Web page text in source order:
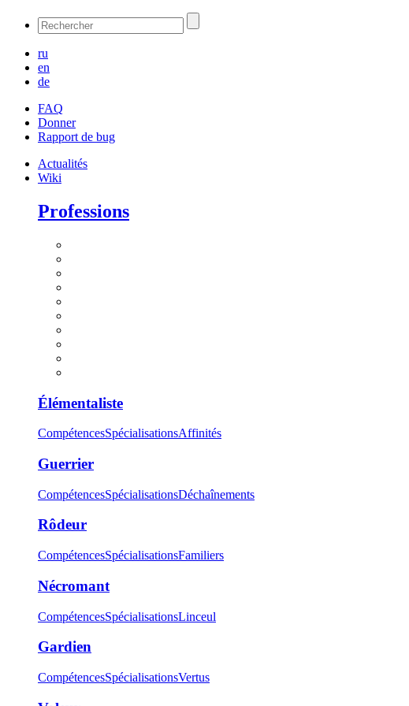
ru
en
de
FAQ
Donner
Rapport de bug
Actualités
Wiki
Professions
Élémentaliste
CompétencesSpécialisationsAffinités
Guerrier
CompétencesSpécialisationsDéchaînements
Rôdeur
CompétencesSpécialisationsFamiliers
Nécromant
CompétencesSpécialisationsLinceul
Gardien
CompétencesSpécialisationsVertus